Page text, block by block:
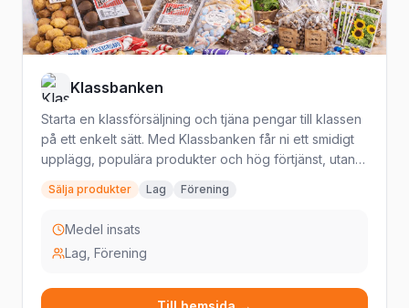
Klassbanken
Starta en klassförsäljning och tjäna pengar till klassen
på ett enkelt sätt. Med Klassbanken får ni ett smidigt
upplägg, populära produkter och hög förtjänst, utan
krångel för elever eller föräldrar.
Sälja produkter Lag Förening
Medel insats
Lag, Förening